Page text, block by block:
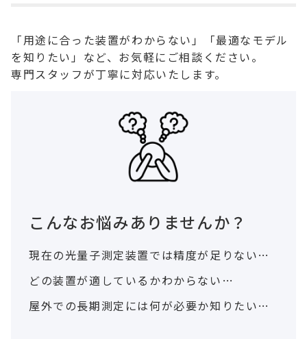
「用途に合った装置がわからない」「最適なモデル
を知りたい」など、お気軽にご相談ください。
専門スタッフが丁寧に対応いたします。
こんなお悩みありませんか？
現在の光量子測定装置では精度が足りない…
どの装置が適しているかわからない…
屋外での長期測定には何が必要か知りたい…